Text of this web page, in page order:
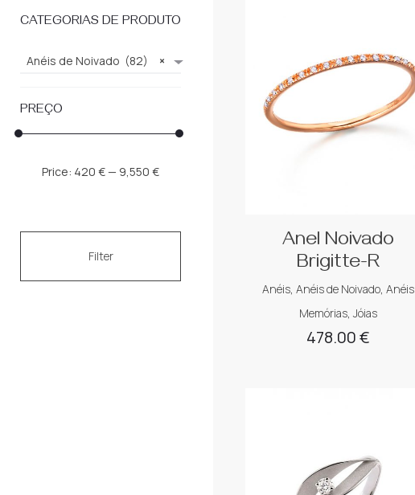
Anel Noivado
Brigitte-R
Anéis, Anéis de Noivado, Anéis
Memórias, Jóias
478.00€
CATEGORIAS DE PRODUTO
×
Anéis de Noivado (82)
PREÇO
Min
Max
Filter
Price: 420 €— 9,550 €